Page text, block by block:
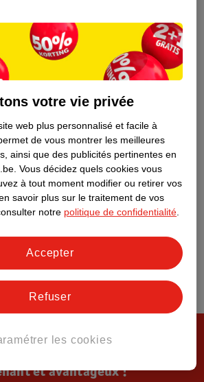
et avantageux !
votre vie privée
web plus personnalisé et facile à
de vous montrer les meilleures
ainsi que des publicités pertinentes en
Vous décidez quels cookies vous
à tout moment modifier ou retirer vos
savoir plus sur le traitement de vos
notre politique de confidentialité
les cookies
Refuser
Accepter